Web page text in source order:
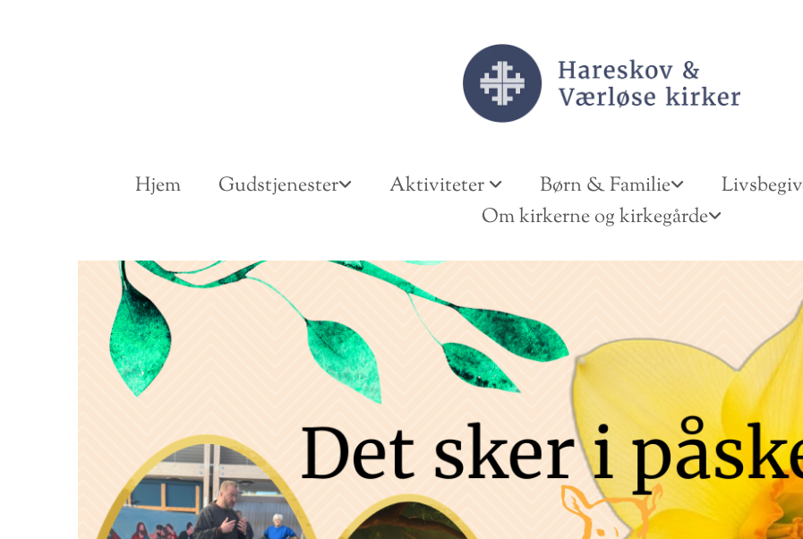
Hjem Gudstjenester Aktiviteter Børn & Familie
Om kirkerne og kirkegårde